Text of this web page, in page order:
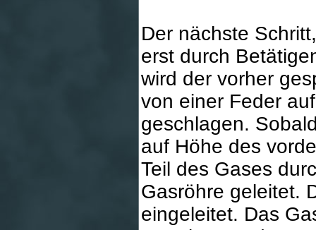
Der nächste
erst durch
wird der vorher
von einer Feder
geschlagen.
auf Höhe des
Teil des Gases
Gasröhre geleitet.
eingeleitet. Das